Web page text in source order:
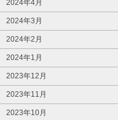
2024年4月
2024年3月
2024年2月
2024年1月
2023年12月
2023年11月
2023年10月